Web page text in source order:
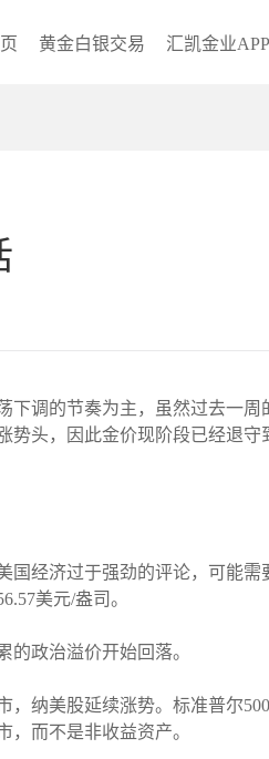
黄金白银交易 汇凯金业APP
调的节奏为主，虽然过去一
头，因此金价现阶段已经退守
经济过于强劲的评论，可能需
美元/盎司。
政治溢价开始回落。
纳美股延续涨势。标准普尔
而不是非收益资产。